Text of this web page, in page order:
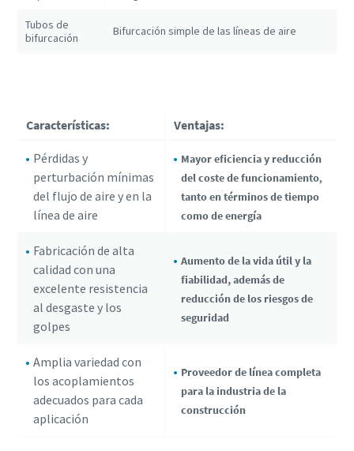
Tubos de
bifurcación
Bifurcación simple de las líneas de aire
Características: Ventajas:
Pérdidas y
perturbación mínimas
del flujo de aire y en la
línea de aire
Mayor eficiencia y reducción
del coste de funcionamiento,
tanto en términos de tiempo
como de energía
Fabricación de alta
calidad con una
excelente resistencia
al desgaste y los
golpes
Aumento de la vida útil y la
fiabilidad, además de
reducción de los riesgos de
seguridad
Amplia variedad con
los acoplamientos
adecuados para cada
aplicación
Proveedor de línea completa
para la industria de la
construcción